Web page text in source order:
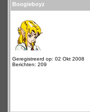
Boogieboyz
Geregistreerd op: 02 Okt 2008
Berichten: 209